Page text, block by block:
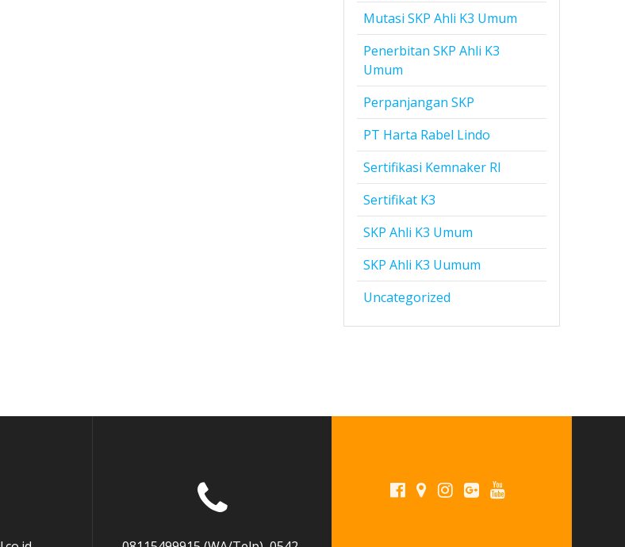
Mutasi SKP Ahli K3 Umum
Penerbitan SKP Ahli K3
Umum
Perpanjangan SKP
PT Harta Rabel Lindo
Sertifikasi Kemnaker RI
Sertifikat K3
SKP Ahli K3 Umum
SKP Ahli K3 Uumum
Uncategorized